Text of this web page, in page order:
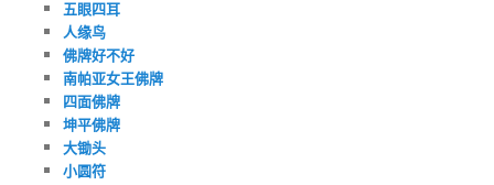
五眼四耳
人缘鸟
佛牌好不好
南帕亚女王佛牌
四面佛牌
坤平佛牌
大锄头
小圆符